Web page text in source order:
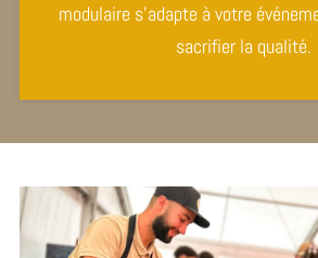
modulaire s’adapte à votre
sacrifier la qualité.